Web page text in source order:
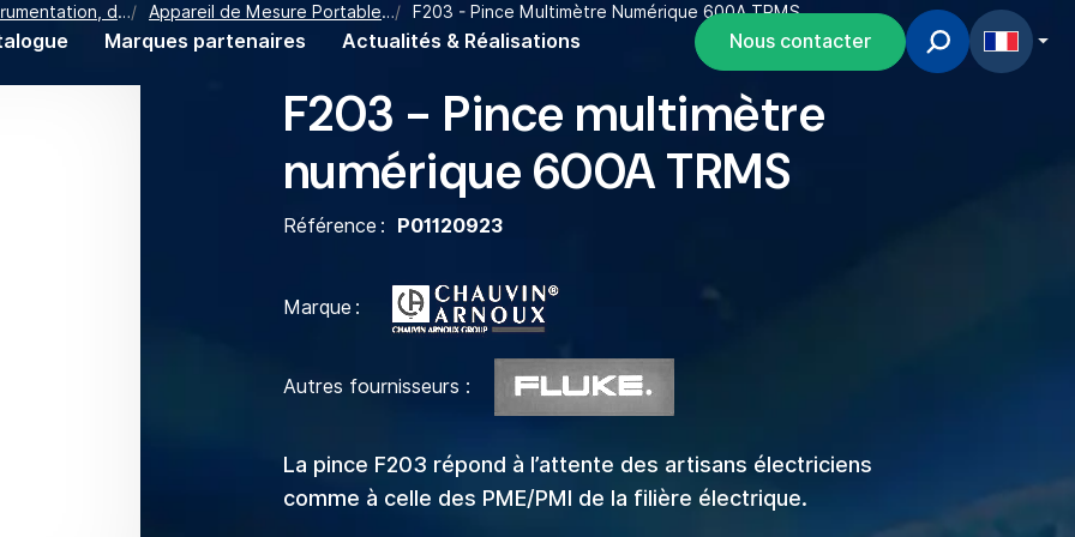
Marques partenaires Actualités & Réalisations Nous contacter
Mesure et de Régulation Appareil de Mesure Portable et de Laboratoire F203 - Pince Multimètre Numérique 600A TRMS
F203 - Pince multimètre
numérique 600A TRMS
Référence P01120923
Marque
Autres fournisseurs :
La pince F203 répond à l’attente des artisans électriciens
comme à celle des PME/PMI de la filière électrique.